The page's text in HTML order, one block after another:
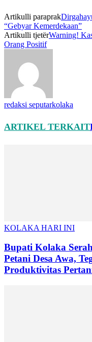
Artikulli paraprak
“Gebyar Kemerdekaan”
Artikulli tjetërWarning!
Orang Positif
redaksi seputarkolaka
ARTIKEL TERKAIT
KOLAKA HARI INI
Bupati Kolaka
Petani Desa Awa,
Produktivitas